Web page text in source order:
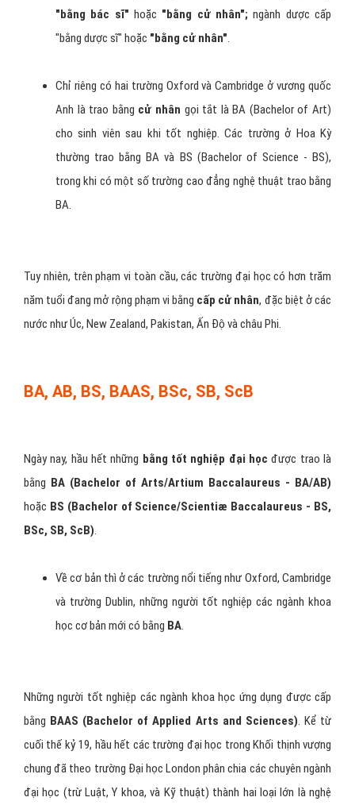
"bằng bác sĩ" hoặc "bằng cử nhân"; ngành dược cấp
"bằng dược sĩ" hoặc "bằng cử nhân".
Chỉ riêng có hai trường Oxford và Cambridge ở vương quốc
Anh là trao bằng cử nhân gọi tắt là BA (Bachelor of Art)
cho sinh viên sau khi tốt nghiệp. Các trường ở Hoa Kỳ
thường trao bằng BA và BS (Bachelor of Science - BS),
trong khi có một số trường cao đẳng nghệ thuật trao bằng
BA.
Tuy nhiên, trên phạm vi toàn cầu, các trường đại học có hơn trăm
năm tuổi đang mở rộng phạm vi bằng cấp cử nhân, đặc biệt ở các
nước như Úc, New Zealand, Pakistan, Ấn Độ và châu Phi.
BA, AB, BS, BAAS, BSc, SB, ScB
Ngày nay, hầu hết những bằng tốt nghiệp đại học được trao là
bằng BA (Bachelor of Arts/Artium Baccalaureus - BA/AB)
hoặc BS (Bachelor of Science/Scientiæ Baccalaureus - BS,
BSc, SB, ScB).
Về cơ bản thì ở các trường nổi tiếng như Oxford, Cambridge
và trường Dublin, những người tốt nghiệp các ngành khoa
học cơ bản mới có bằng BA.
Những người tốt nghiệp các ngành khoa học ứng dụng được cấp
bằng BAAS (Bachelor of Applied Arts and Sciences). Kể từ
cuối thế kỷ 19, hầu hết các trường đại học trong Khối thịnh vượng
chung đã theo trường Đại học London phân chia các chuyên ngành
đại học (trừ Luật, Y khoa, và Kỹ thuật) thành hai loại lớn là nghệ